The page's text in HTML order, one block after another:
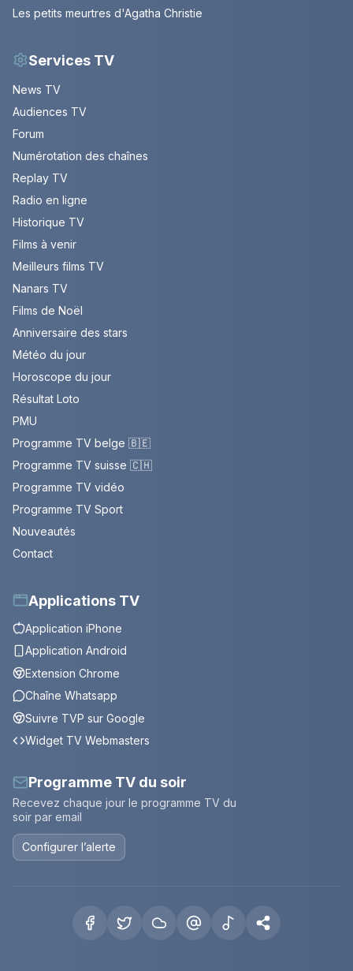
Les petits meurtres d'Agatha Christie
Services TV
News TV
Audiences TV
Forum
Numérotation des chaînes
Replay TV
Radio en ligne
Historique TV
Films à venir
Meilleurs films TV
Nanars TV
Films de Noël
Anniversaire des stars
Météo du jour
Horoscope du jour
Résultat Loto
PMU
Programme TV belge 🇧🇪
Programme TV suisse 🇨🇭
Programme TV vidéo
Programme TV Sport
Nouveautés
Contact
Applications TV
Application iPhone
Application Android
Extension Chrome
Chaîne Whatsapp
Suivre TVP sur Google
Widget TV Webmasters
Programme TV du soir
Recevez chaque jour le programme TV du
soir par email
Configurer l’alerte